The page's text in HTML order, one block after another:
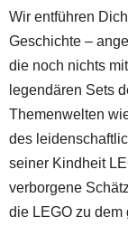
Wir entführen
Geschichte –
die noch nichts
legendären Sets
Themenwelten
des
seiner Kindheit
verborgene
die LEGO zu dem